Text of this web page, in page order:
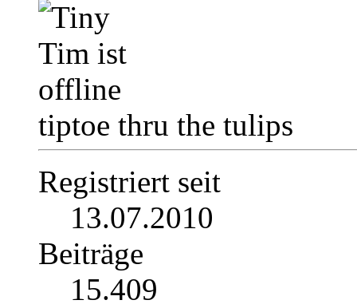
tiptoe thru the tulips
Registriert seit
13.07.2010
Beiträge
15.409